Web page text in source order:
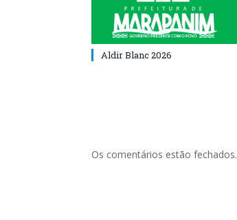
Aldir Blanc 2026
Os comentários estão fechados.